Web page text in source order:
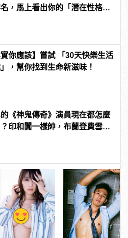
，馬上看出你的「潛在性格與
實你應該】嘗試 「30天快樂生活
，幫你找到生命新滋味！
《神鬼傳奇》演員現在都怎麼
印和闐一樣帥，布蘭登費雪大